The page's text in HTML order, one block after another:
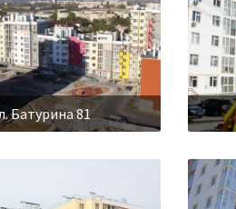
Батурина 81